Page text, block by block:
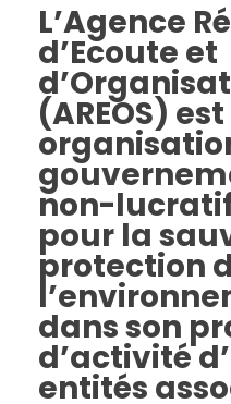
L’Agence
d’Ecoute et
(AREOS)
non-
pour la
protection
dans son
d’activité
entités